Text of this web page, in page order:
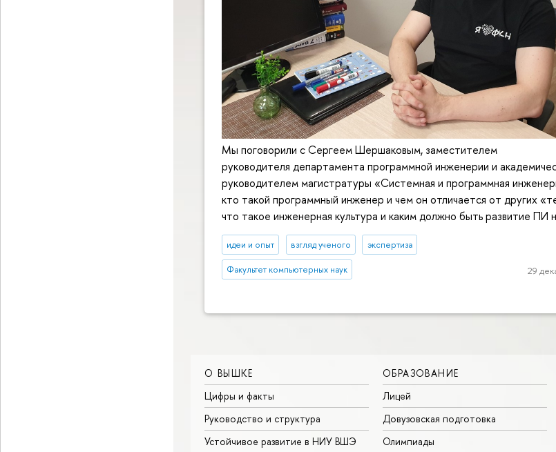
Мы поговорили с Сергеем Шершаковым, заместителем
руководителя департамента программной инженерии и
руководителем магистратуры «Системная и программная
кто такой программный инженер и чем он отличается от других
что такое инженерная культура и каким должно быть развитие ПИ
идеи и опыт взгляд ученого экспертиза
Факультет компьютерных наук 29
О ВЫШКЕ
Цифры и факты
Руководство и структура
Устойчивое развитие в НИУ ВШЭ
ОБРАЗОВАНИЕ
Лицей
Довузовская подготовка
Олимпиады